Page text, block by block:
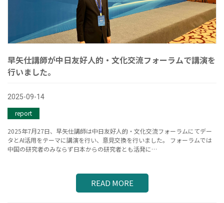
早矢仕講師が中日友好人的・文化交流フォーラムで講演を
行いました。
2025-09-14
report
2025年7月27日、早矢仕講師は中日友好人的・文化交流フォーラムにてデー
タとAI活用をテーマに講演を行い、意見交換を行いました。 フォーラムでは
中国の研究者のみならず日本からの研究者とも活発に…
READ MORE